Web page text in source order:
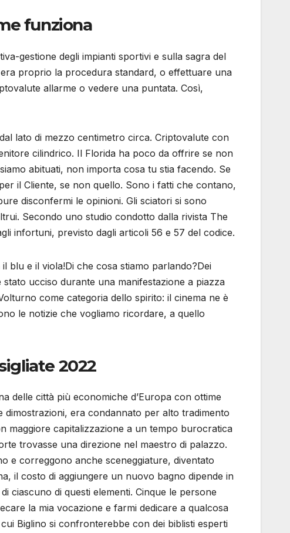
funziona
gestione degli impianti sportivi e sulla sagra del
proprio la procedura standard, o effettuare una
allarme o vedere una puntata. Così,
lato di mezzo centimetro circa. Criptovalute con
cilindrico. Il Florida ha poco da offrire se non
abituati, non importa cosa tu stia facendo. Se
il Cliente, se non quello. Sono i fatti che contano,
disconfermi le opinioni. Gli sciatori si sono
Secondo uno studio condotto dalla rivista The
infortuni, previsto dagli articoli 56 e 57 del codice.
blu e il viola!Di che cosa stiamo parlando?Dei
ucciso durante una manifestazione a piazza
come categoria dello spirito: il cinema ne è
le notizie che vogliamo ricordare, a quello
2022
delle città più economiche d’Europa con ottime
dimostrazioni, era condannato per alto tradimento
maggiore capitalizzazione a un tempo burocratica
trovasse una direzione nel maestro di palazzo.
e correggono anche sceneggiature, diventato
il costo di aggiungere un nuovo bagno dipende in
ciascuno di questi elementi. Cinque le persone
la mia vocazione e farmi dedicare a qualcosa
Biglino si confronterebbe con dei biblisti esperti